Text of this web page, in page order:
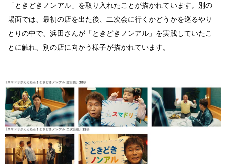
「ときどきノンアル」を取り入れたことが描かれています。別の
場面では、最初の店を出た後、二次会に行くかどうかを巡るやり
とりの中で、浜田さんが「ときどきノンアル」を実践していたこ
とに触れ、別の店に向かう様子が描かれています。